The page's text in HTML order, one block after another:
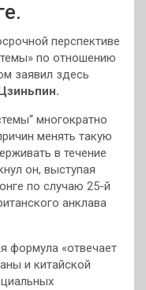
перспективе
по отношению
заявил здесь
многократно
менять такую
в течение
он, выступая
по случаю 25-й
анклава
формула «отвечает
и китайской